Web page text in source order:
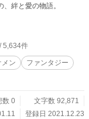
絆と愛の物語。
5,634件
メン
ファンタジー
数 0
文字数 92,871
登録日 2021.12.23